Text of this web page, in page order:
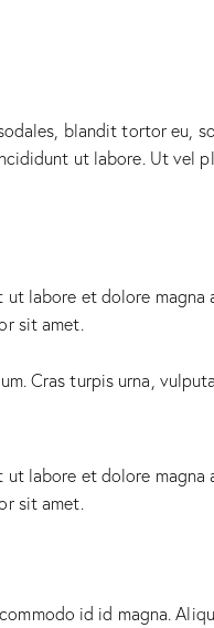
blandit tortor
ut labore. Ut vel
labore et dolore
sit amet.
Cras turpis urna,
labore et dolore
sit amet.
id id magna.